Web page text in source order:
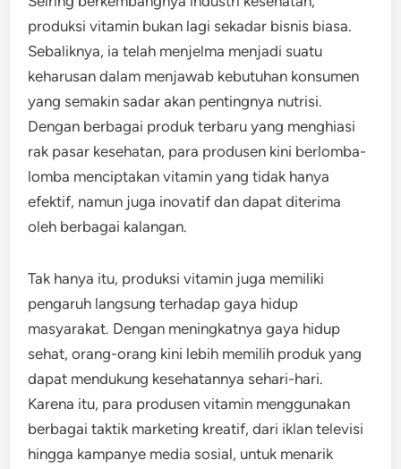
produksi vitamin bukan lagi sekadar bisnis biasa.
Sebaliknya, ia telah menjelma menjadi suatu
keharusan dalam menjawab kebutuhan konsumen
yang semakin sadar akan pentingnya nutrisi.
Dengan berbagai produk terbaru yang menghiasi
rak pasar kesehatan, para produsen kini berlomba-
lomba menciptakan vitamin yang tidak hanya
efektif, namun juga inovatif dan dapat diterima
oleh berbagai kalangan.
Tak hanya itu, produksi vitamin juga memiliki
pengaruh langsung terhadap gaya hidup
masyarakat. Dengan meningkatnya gaya hidup
sehat, orang-orang kini lebih memilih produk yang
dapat mendukung kesehatannya sehari-hari.
Karena itu, para produsen vitamin menggunakan
berbagai taktik marketing kreatif, dari iklan televisi
hingga kampanye media sosial, untuk menarik